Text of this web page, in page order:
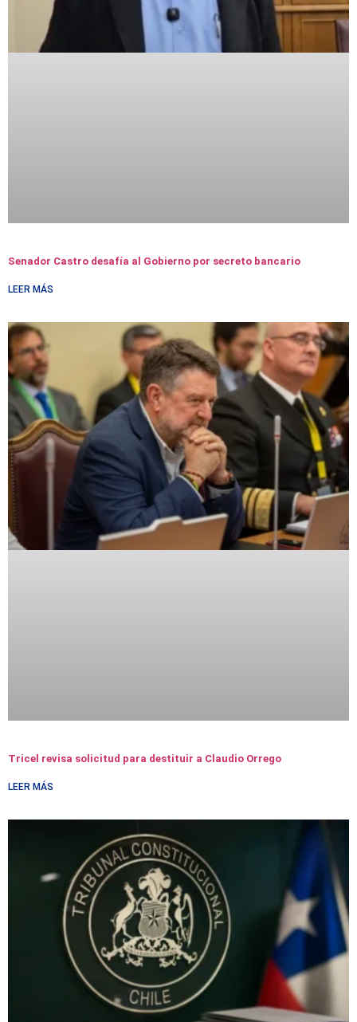
Senador Castro desafía al Gobierno por secreto bancario
LEER MÁS
Tricel revisa solicitud para destituir a Claudio Orrego
LEER MÁS